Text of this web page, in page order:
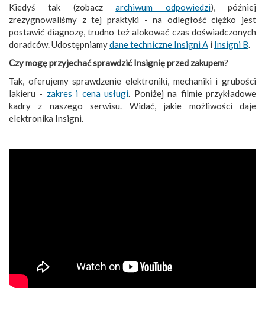
Kiedyś tak (zobaczarchiwum odpowiedzi), później
zrezygnowaliśmy z tej praktyki - na odległość ciężko jest
postawić diagnozę, trudno też alokować czas doświadczonych
doradców. Udostępniamydane techniczne Insigni A i Insigni B.
Czy mogę przyjechać sprawdzić Insignię przed zakupem?
Tak, oferujemy sprawdzenie elektroniki, mechaniki i grubości
lakieru - zakres i cena usługi. Poniżej na filmie przykładowe
kadry z naszego serwisu. Widać, jakie możliwości daje
elektronika Insigni.